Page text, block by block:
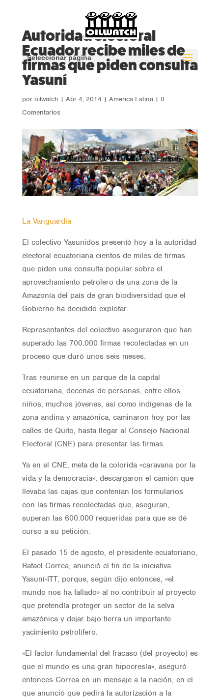
Seleccionar página
Autoridad electoral
Ecuador recibe miles de
firmas que piden consulta
Yasuní
por oilwatch | Abr 4, 2014 | America Latina| 0
Comentarios
La Vanguardia
El colectivo Yasunidos presentó hoy a la autoridad
electoral ecuatoriana cientos de miles de firmas
que piden una consulta popular sobre el
aprovechamiento petrolero de una zona de la
Amazonía del país de gran biodiversidad que el
Gobierno ha decidido explotar.
Representantes del colectivo aseguraron que han
superado las 700.000 firmas recolectadas en un
proceso que duró unos seis meses.
Tras reunirse en un parque de la capital
ecuatoriana, decenas de personas, entre ellos
niños, muchos jóvenes, así como indígenas de la
zona andina y amazónica, caminaron hoy por las
calles de Quito, hasta llegar al Consejo Nacional
Electoral (CNE) para presentar las firmas.
Ya en el CNE, meta de la colorida «caravana por la
vida y la democracia», descargaron el camión que
llevaba las cajas que contenían los formularios
con las firmas recolectadas que, aseguran,
superan las 600.000 requeridas para que se dé
curso a su petición.
El pasado 15 de agosto, el presidente ecuatoriano,
Rafael Correa, anunció el fin de la iniciativa
Yasuní-ITT, porque, según dijo entonces, «el
mundo nos ha fallado» al no contribuir al proyecto
que pretendía proteger un sector de la selva
amazónica y dejar bajo tierra un importante
yacimiento petrolífero.
«El factor fundamental del fracaso (del proyecto) es
que el mundo es una gran hipocresía», aseguró
entonces Correa en un mensaje a la nación, en el
que anunció que pedirá la autorización a la